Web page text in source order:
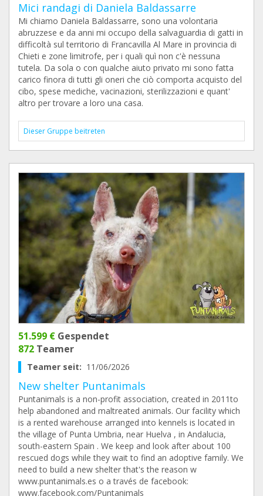
Mici randagi di Daniela Baldassarre
Mi chiamo Daniela Baldassarre, sono una volontaria
abruzzese e da anni mi occupo della salvaguardia di gatti in
difficoltà sul territorio di Francavilla Al Mare in provincia di
Chieti e zone limitrofe, per i quali quì non c'è nessuna
tutela. Da sola o con qualche aiuto privato mi sono fatta
carico finora di tutti gli oneri che ciò comporta acquisto del
cibo, spese mediche, vacinazioni, sterilizzazioni e quant'
altro per trovare a loro una casa.
Dieser Gruppe beitreten
51.599 € Gespendet
872 Teamer
Teamer seit: 11/06/2026
New shelter Puntanimals
Puntanimals is a non-profit association, created in 2011to
help abandoned and maltreated animals. Our facility which
is a rented warehouse arranged into kennels is located in
the village of Punta Umbria, near Huelva , in Andalucia,
south-eastern Spain . We keep and look after about 100
rescued dogs while they wait to find an adoptive family. We
need to build a new shelter that's the reason w
www.puntanimals.es o a través de facebook:
www.facebook.com/Puntanimals